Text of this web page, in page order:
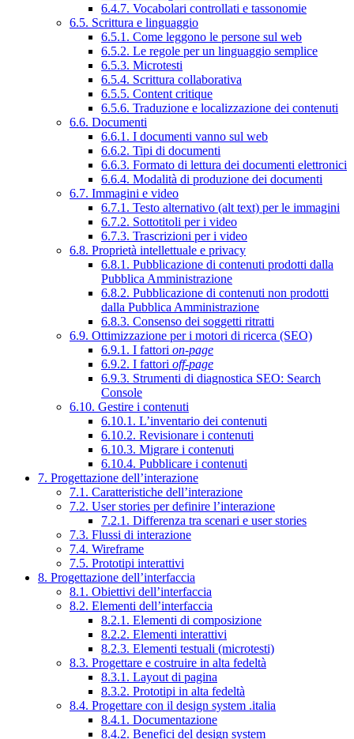
6.4.7. Vocabolari controllati e tassonomie
6.5. Scrittura e linguaggio
6.5.1. Come leggono le persone sul web
6.5.2. Le regole per un linguaggio semplice
6.5.3. Microtesti
6.5.4. Scrittura collaborativa
6.5.5. Content critique
6.5.6. Traduzione e localizzazione dei contenuti
6.6. Documenti
6.6.1. I documenti vanno sul web
6.6.2. Tipi di documenti
6.6.3. Formato di lettura dei documenti elettronici
6.6.4. Modalità di produzione dei documenti
6.7. Immagini e video
6.7.1. Testo alternativo (alt text) per le immagini
6.7.2. Sottotitoli per i video
6.7.3. Trascrizioni per i video
6.8. Proprietà intellettuale e privacy
6.8.1. Pubblicazione di contenuti prodotti dalla
Pubblica Amministrazione
6.8.2. Pubblicazione di contenuti non prodotti
dalla Pubblica Amministrazione
6.8.3. Consenso dei soggetti ritratti
6.9. Ottimizzazione per i motori di ricerca (SEO)
6.9.1. I fattori on-page
6.9.2. I fattori off-page
6.9.3. Strumenti di diagnostica SEO: Search
Console
6.10. Gestire i contenuti
6.10.1. L’inventario dei contenuti
6.10.2. Revisionare i contenuti
6.10.3. Migrare i contenuti
6.10.4. Pubblicare i contenuti
7. Progettazione dell’interazione
7.1. Caratteristiche dell’interazione
7.2. User stories per definire l’interazione
7.2.1. Differenza tra scenari e user stories
7.3. Flussi di interazione
7.4. Wireframe
7.5. Prototipi interattivi
8. Progettazione dell’interfaccia
8.1. Obiettivi dell’interfaccia
8.2. Elementi dell’interfaccia
8.2.1. Elementi di composizione
8.2.2. Elementi interattivi
8.2.3. Elementi testuali (microtesti)
8.3. Progettare e costruire in alta fedeltà
8.3.1. Layout di pagina
8.3.2. Prototipi in alta fedeltà
8.4. Progettare con il design system .italia
8.4.1. Documentazione
8.4.2. Benefici del design system